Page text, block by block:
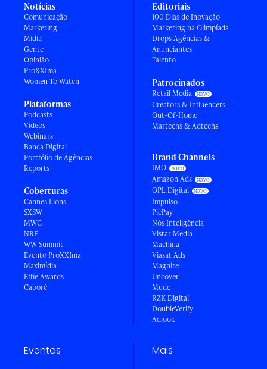
Notícias
Comunicação
Marketing
Mídia
Gente
Opinião
ProXXIma
Women To Watch
Plataformas
Podcasts
Vídeos
Webinars
Banca Digital
Portfólio de Agências
Reports
Coberturas
Cannes Lions
SXSW
MWC
NRF
WW Summit
Evento ProXXIma
Maximídia
Effie Awards
Caboré
Editoriais
100 Dias de Inovação
Marketing na Olimpíada
Drops Agências &
Anunciantes
Talento
Patrocinados
Retail Media
Creators & Influencers
Out-Of-Home
Martechs & Adtechs
Brand Channels
IMO
Amazon Ads
OPL Digital
Impulso
PicPay
Nós Inteligência
Vistar Media
Machina
Viasat Ads
Magnite
Uncover
Mude
RZK Digital
DoubleVerify
Adlook
Eventos Mais